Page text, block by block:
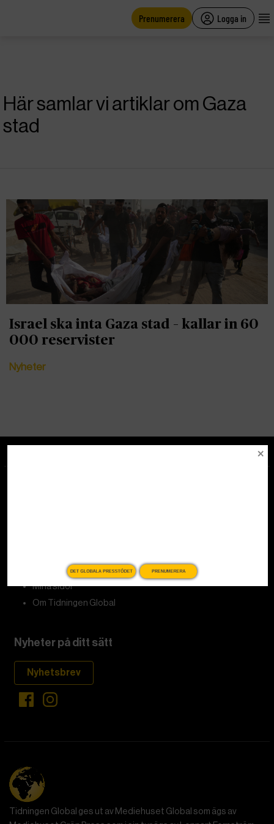
Prenumerera Logga in
Här samlar vi artiklar om Gaza
stad
Israel ska inta Gaza stad – kallar in 60
000 reservister
Nyheter
Kundservice och support
Mina sidor
Om Tidningen Global
Nyheter på ditt sätt
Nyhetsbrev
Tidningen Global ges ut av Mediehuset Global som ägs av
DET GLOBALA PRESSTÖDET PRENUMERERA